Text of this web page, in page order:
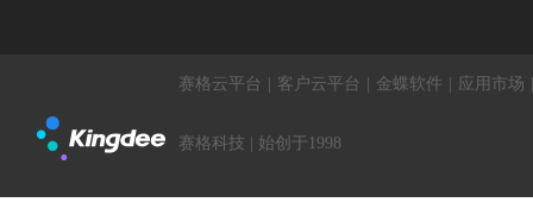
赛格云平台 客户云平台 金蝶软件 应用市场
赛格科技 | 始创于1998